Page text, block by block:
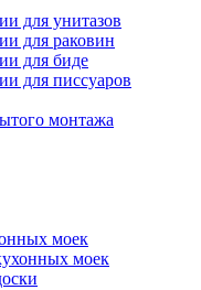
для унитазов
для раковин
для биде
для писсуаров
монтажа
моек
моек